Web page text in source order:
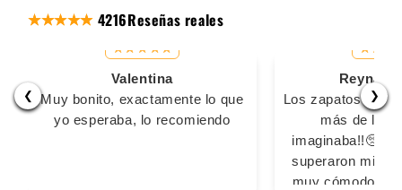
4216Reseñas reales
❮ ❯
Valentina
Muy bonito, exactamente lo que
yo esperaba, lo recomiendo
Reyna
Los zapatos son
más de lo
imaginaba!!🥺🥺
superaron mis
muy cómodos